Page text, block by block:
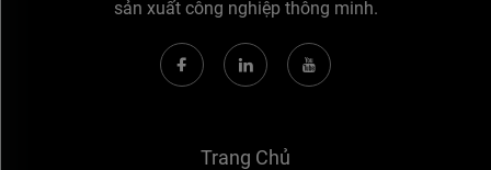
sản xuất công nghiệp thông minh.
Trang Chủ